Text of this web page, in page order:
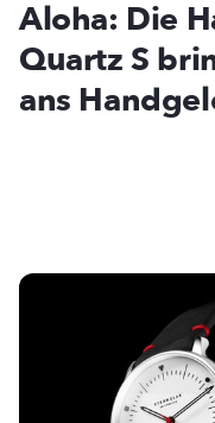
Aloha: Die
Quartz S
ans